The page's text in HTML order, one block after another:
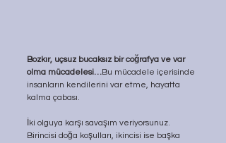
Bozkır, uçsuz bucaksız bir coğrafya ve var
olma mücadelesi…Bu mücadele içerisinde
insanların kendilerini var etme, hayatta
kalma çabası.
İki olguya karşı savaşım veriyorsunuz.
Birincisi doğa koşulları, ikincisi ise başka